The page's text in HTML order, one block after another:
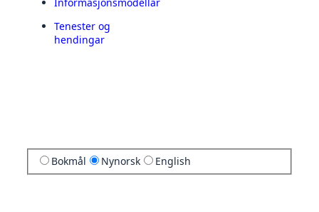
Tenester og
hendingar
Bokmål Nynorsk English